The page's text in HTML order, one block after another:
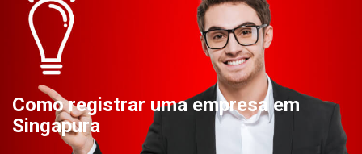
Como registrar uma empresa em
Singapura